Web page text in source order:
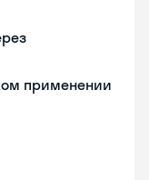
применении